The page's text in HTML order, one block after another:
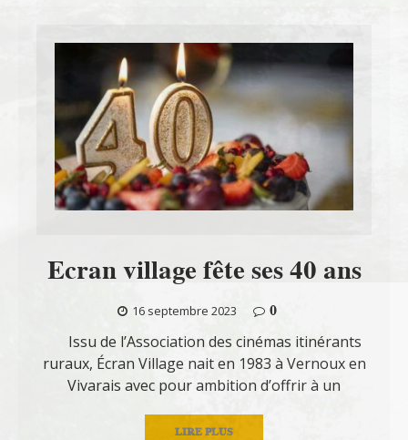
Ecran village fête ses 40 ans
16 septembre 2023
0
Issu de l’Association des cinémas itinérants
ruraux, Écran Village nait en 1983 à Vernoux en
Vivarais avec pour ambition d’offrir à un
LIRE PLUS